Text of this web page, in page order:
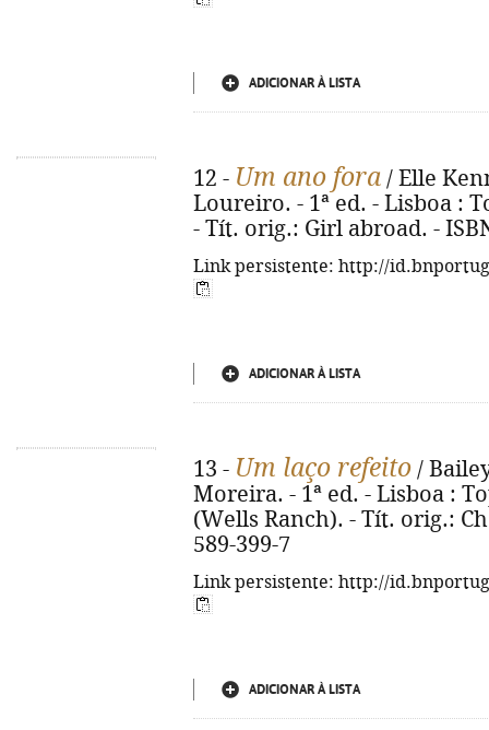
ADICIONAR À LISTA
12 - Um ano fora / Elle
Loureiro. - 1ª ed. - Lisboa :
- Tít. orig.: Girl abroad. -
Link persistente: http://
ADICIONAR À LISTA
13 - Um laço refeito /
Moreira. - 1ª ed. - Lisboa :
(Wells Ranch). - Tít. orig.:
589-399-7
Link persistente: http://
ADICIONAR À LISTA